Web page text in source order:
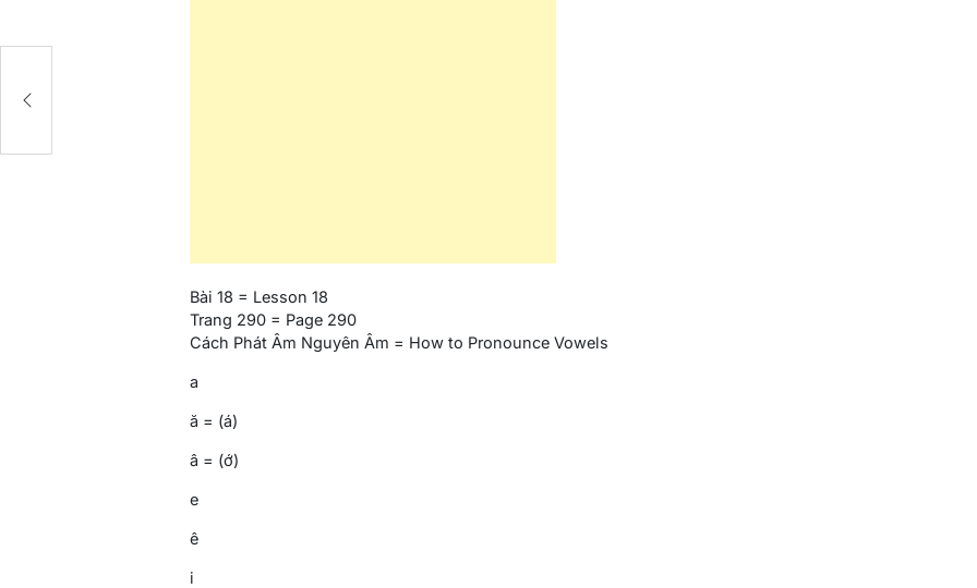
Bài 18 = Lesson 18
Trang 290 = Page 290
Cách Phát Âm Nguyên Âm = How to Pronounce Vowels
a
ă = (á)
â = (ớ)
e
ê
i